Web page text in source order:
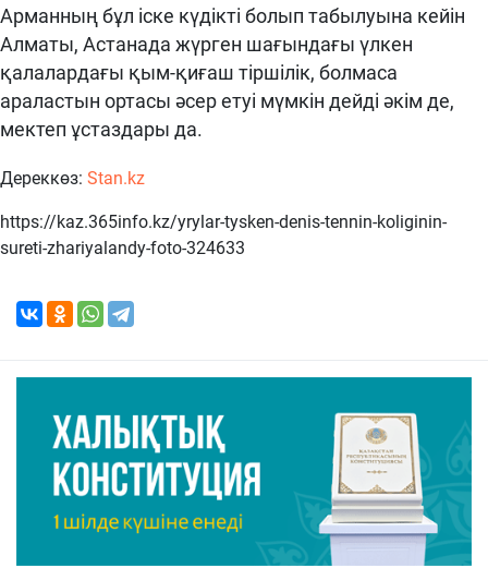
Арманның бұл іске күдікті болып табылуына кейін
Алматы, Астанада жүрген шағындағы үлкен
қалалардағы қым-қиғаш тіршілік, болмаса
араластын ортасы әсер етуі мүмкін дейді әкім де,
мектеп ұстаздары да.
Дереккөз: Stan.kz
https://kaz.365info.kz/yrylar-tysken-denis-tennin-koliginin-
sureti-zhariyalandy-foto-324633